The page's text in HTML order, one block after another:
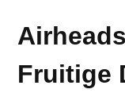
Fruitige